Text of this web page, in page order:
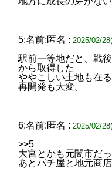
5:名前:匿名 : 2025/02/
駅前一等地だと、戦
から取得した
ややこしい土地も在
再開発も大変。
6:名前:匿名 : 2025/02/
>>5
大宮とかも元闇市だ
あとパチ屋と地元商